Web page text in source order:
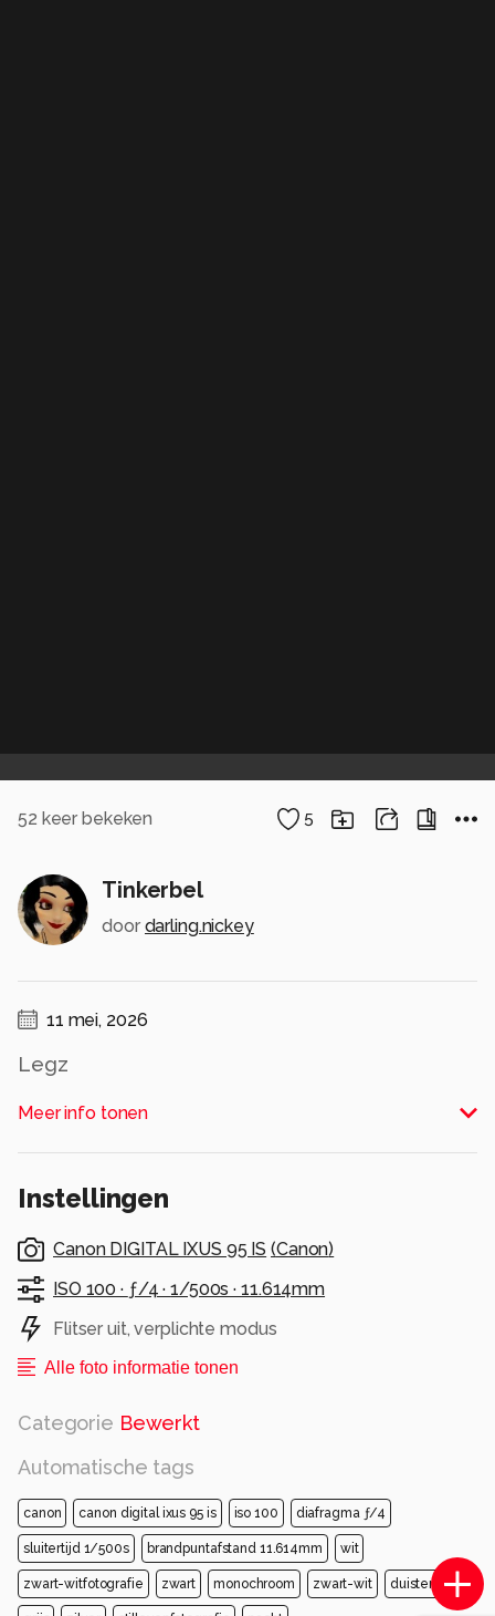
52 keer bekeken 5
Tinkerbel
door darling.nickey
11 mei, 2026
Legz
Alle rechten voorbehouden
Meer info tonen
Instellingen
Canon DIGITAL IXUS 95 IS (Canon)
ISO 100 · ƒ/4 ·1/500s ·11.614mm
Flitser uit, verplichte modus
Alle foto informatie tonen
Categorie Bewerkt
Automatische tags
canon canon digital ixus 95 is iso 100 diafragma ƒ/4
sluitertijd 1/500s brandpuntafstand 11.614mm wit
zwart-witfotografie zwart monochroom zwart-wit duisternis